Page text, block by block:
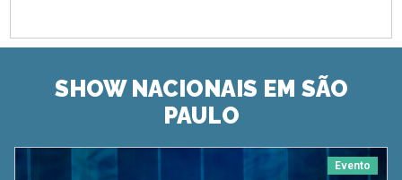
SHOW NACIONAIS EM SÃO
PAULO
Evento